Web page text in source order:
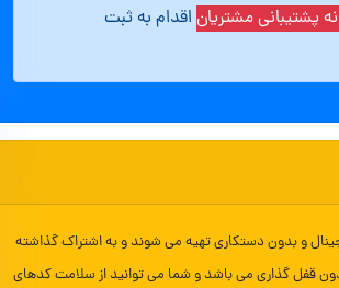
پشتیبانی مشتریان اقدام به ثبت
و بدون دستکاری تهیه می شوند و به اشتراک گذاشته
قفل گذاری می باشد و شما می توانید از سلامت کدهای